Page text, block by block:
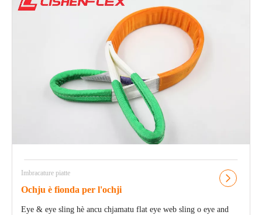
Imbracature piatte
Ochju è fionda per l'ochji
Eye & eye sling hè ancu chjamatu flat eye web sling o eye and